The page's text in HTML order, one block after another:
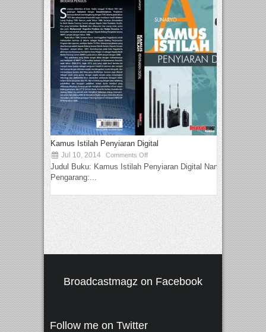
Kamus Istilah Penyiaran Digital
Jul 10, 2014 Comments Off
Judul Buku: Kamus Istilah Penyiaran Digital Nama
Pengarang:...
Broadcastmagz on Facebook
Follow me on Twitter